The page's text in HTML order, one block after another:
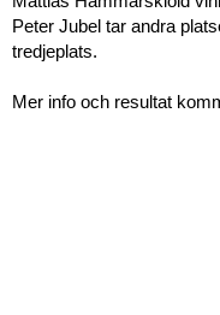
Peter Jubel tar andra
tredjeplats.
Mer info och resultat